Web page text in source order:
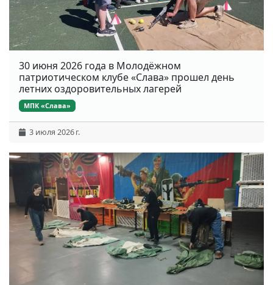
30 июня 2026 года в Молодёжном
патриотическом клубе «Слава» прошел день
летних оздоровительных лагерей
МПК «Слава»
3 июля 2026 г.